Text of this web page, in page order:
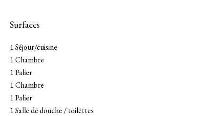
Surfaces
1 Séjour/cuisine
1 Chambre
1 Palier
1 Chambre
1 Palier
1 Salle de douche / toilettes